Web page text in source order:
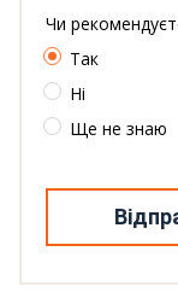
Чи
Так
Ні
Ще не знаю